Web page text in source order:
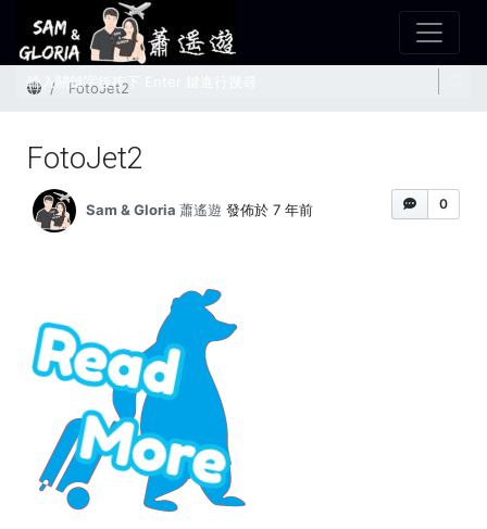
首頁 FotoJet2
FotoJet2
0
Sam & Gloria 蕭遙遊 發佈於 7 年前